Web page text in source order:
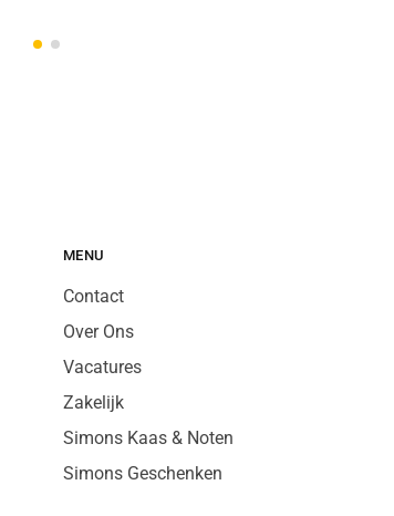
MENU
Contact
Over Ons
Vacatures
Zakelijk
Simons Kaas & Noten
Simons Geschenken